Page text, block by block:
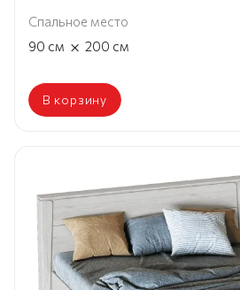
Спальное место
90 см × 200 см
В корзину